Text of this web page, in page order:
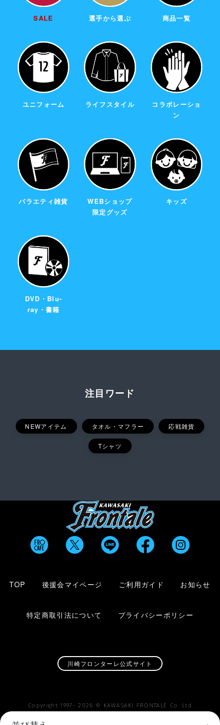
SALE 選手から選ぶ 商品一覧
ユニフォーム ライフスタイル
コラボレーショ
ン
バラエティ雑貨
WEBショップ
限定グッズ
キッズ
DVD・Blu-
ray・書籍
注目ワード
NEWアイテム タオル・マフラー 応戦雑貨
Tシャツ
TOP 後援会マイページ ご利用ガイド お知らせ
特定商取引法について プライバシーポリシー
川崎フロンターレ公式サイト
Copyright 1997-2026 © KAWASAKI FRONTALE Co. Ltd